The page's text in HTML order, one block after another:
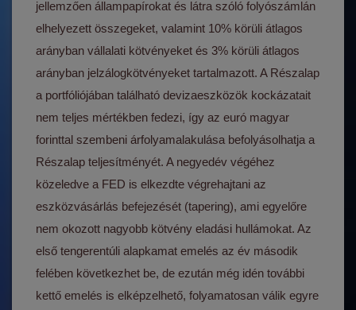
jellemzően állampapírokat és látra szóló folyószámlán
elhelyezett összegeket, valamint 10% körüli átlagos
arányban vállalati kötvényeket és 3% körüli átlagos
arányban jelzálogkötvényeket tartalmazott. A Részalap
a portfóliójában található devizaeszközök kockázatait
nem teljes mértékben fedezi, így az euró magyar
forinttal szembeni árfolyamalakulása befolyásolhatja a
Részalap teljesítményét. A negyedév végéhez
közeledve a FED is elkezdte végrehajtani az
eszközvásárlás befejezését (tapering), ami egyelőre
nem okozott nagyobb kötvény eladási hullámokat. Az
első tengerentúli alapkamat emelés az év második
felében következhet be, de ezután még idén további
kettő emelés is elképzelhető, folyamatosan válik egyre